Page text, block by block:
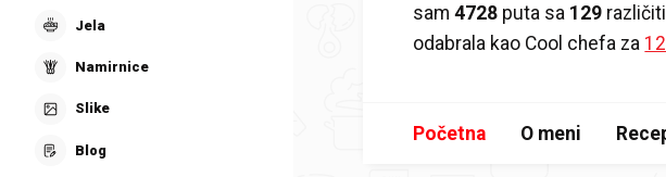
Jela
Namirnice
Slike
Blog
sam4728 puta sa 129
odabrala kao Cool chefa za
Početna O meni